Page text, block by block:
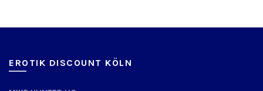
EROTIK DISCOUNT KÖLN